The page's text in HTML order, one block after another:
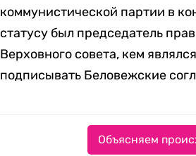
коммунистической партии в
статусу был председатель
Верховного совета, кем
подписывать Беловежские
Объясняем